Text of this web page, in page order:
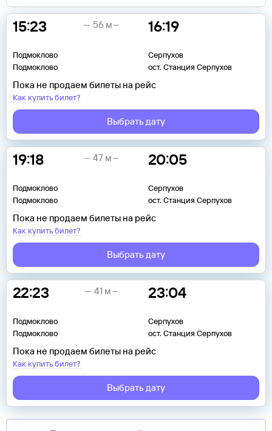
15:23
Подмоклово
Подмоклово
16:19
Серпухов
ост. Станция Серпухов
56 м
Пока не продаем билеты на рейс
Как купить билет?
Выбрать дату
19:18
Подмоклово
Подмоклово
20:05
Серпухов
ост. Станция Серпухов
47 м
Пока не продаем билеты на рейс
Как купить билет?
Выбрать дату
22:23
Подмоклово
Подмоклово
23:04
Серпухов
ост. Станция Серпухов
41 м
Пока не продаем билеты на рейс
Как купить билет?
Выбрать дату